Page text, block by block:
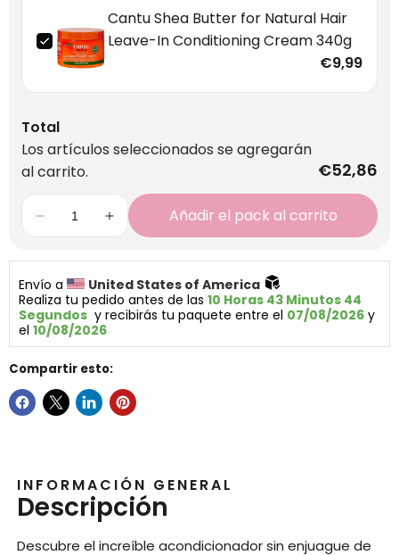
Cantu Shea Butter for Natural Hair
Leave-In Conditioning Cream 340g
€9,99
Total
Los artículos seleccionados se agregarán
al carrito.
€52,86
Añadir el pack al carrito
Envío a
United States of America
Realiza tu pedido antes de las 10 Horas 43 Minutos 43
Segundos
  y recibirás tu paquete entre el
07/08/2026 y
el 10/08/2026
Compartir esto:
INFORMACIÓN GENERAL
Descripción
Descubre el increíble acondicionador sin enjuague de